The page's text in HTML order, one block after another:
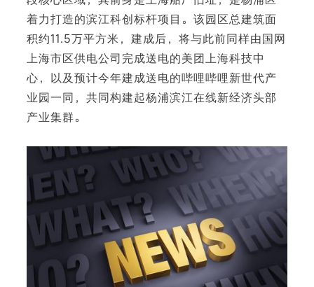
着力打造的滨江科创标杆项目。该园区总建筑面
积约11.5万平方米，建成后，将与此前同样由国网
上海市区供电公司完成送电的美团上海科技中
心，以及预计今年建成送电的哔哩哔哩新世代产
业园一同，共同构建起杨浦滨江在线新经济头部
产业集群。